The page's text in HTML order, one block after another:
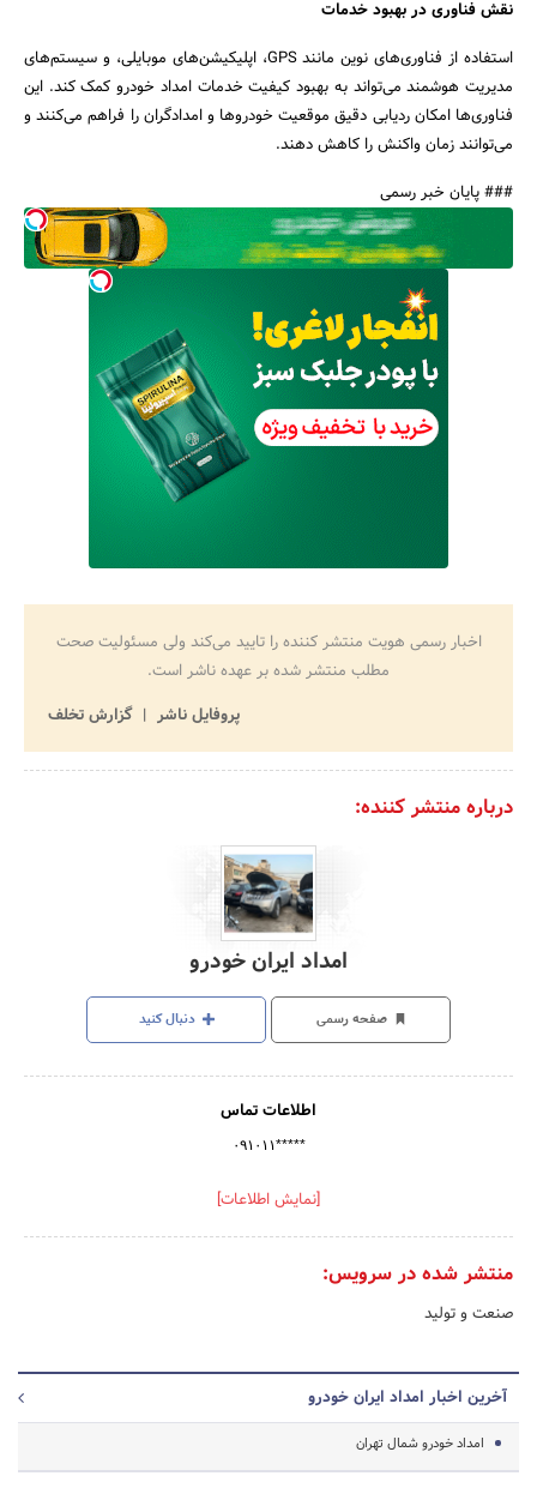
نقش فناوری در بهبود خدمات
استفاده از فناوری‌های نوین مانند GPS، اپلیکیشن‌های موبایلی، و سیستم‌های
مدیریت هوشمند می‌تواند به بهبود کیفیت خدمات امداد خودرو کمک کند. این
فناوری‌ها امکان ردیابی دقیق موقعیت خودروها و امدادگران را فراهم می‌کنند و
می‌توانند زمان واکنش را کاهش دهند.
### پایان خبر رسمی
اخبار رسمی هویت منتشر کننده را تایید می‌کند ولی مسئولیت صحت
مطلب منتشر شده بر عهده ناشر است.
پروفایل ناشر
گزارش تخلف
درباره منتشر کننده:
امداد ایران خودرو
صفحه رسمی دنبال کنید
اطلاعات تماس
۰۹۱۰۱۱*****
[نمایش اطلاعات]
منتشر شده در سرویس:
صنعت و تولید
آخرین اخبار امداد ایران خودرو
امداد خودرو شمال تهران